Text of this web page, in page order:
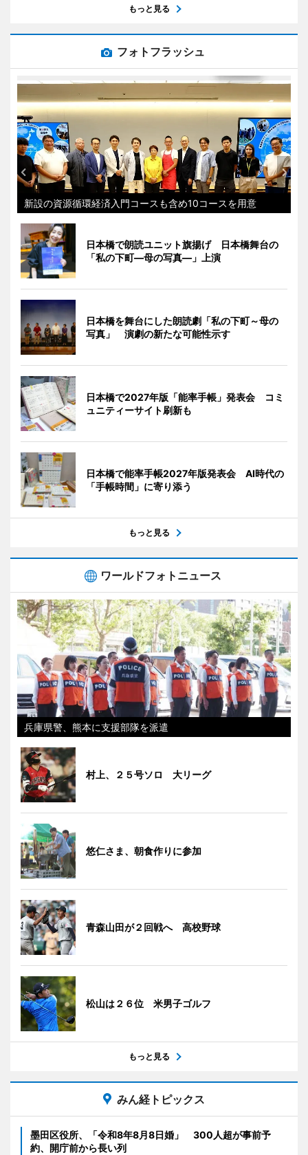
もっと見る
フォトフラッシュ
新設の資源循環経済入門コースも含め10コースを用意
日本橋で朗読ユニット旗揚げ 日本橋舞台の
「私の下町―母の写真―」上演
日本橋を舞台にした朗読劇「私の下町～母の
写真」 演劇の新たな可能性示す
日本橋で2027年版「能率手帳」発表会 コミ
ュニティーサイト刷新も
日本橋で能率手帳2027年版発表会 AI時代の
「手帳時間」に寄り添う
もっと見る
ワールドフォトニュース
兵庫県警、熊本に支援部隊を派遣
村上、２５号ソロ 大リーグ
悠仁さま、朝食作りに参加
青森山田が２回戦へ 高校野球
松山は２６位 米男子ゴルフ
もっと見る
みん経トピックス
墨田区役所、「令和8年8月8日婚」 300人超が事前予
約、開庁前から長い列